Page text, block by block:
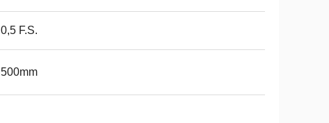
0,5 F.S.
500mm